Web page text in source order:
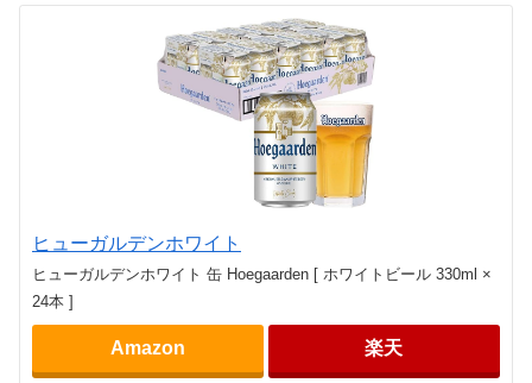
ヒューガルデンホワイト
ヒューガルデンホワイト 缶 Hoegaarden [ ホワイトビール 330ml ×
24本 ]
Amazon 楽天